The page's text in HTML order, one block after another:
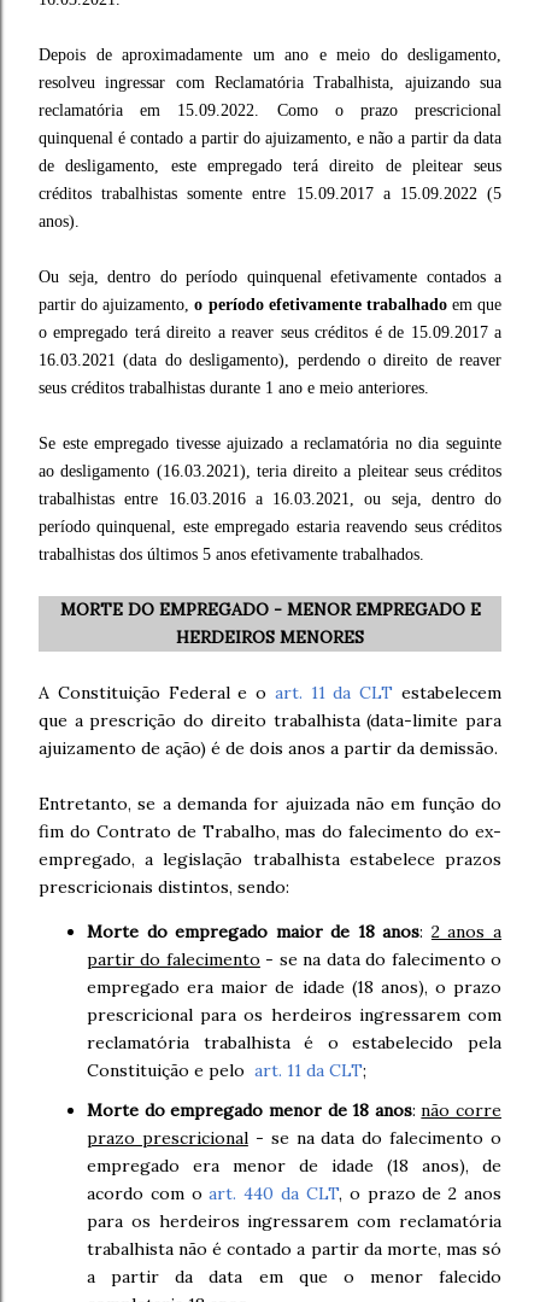
Depois de aproximadamente um ano e meio do desligamento,
resolveu ingressar com Reclamatória Trabalhista, ajuizando sua
reclamatória em 15.09.2022. Como o prazo prescricional
quinquenal é contado a partir do ajuizamento, e não a partir da data
de desligamento, este empregado terá direito de pleitear seus
créditos trabalhistas somente entre 15.09.2017 a 15.09.2022 (5
anos).
Ou seja, dentro do período quinquenal efetivamente contados a
partir do ajuizamento,o período efetivamente trabalhado em que
o empregado terá direito a reaver seus créditos é de 15.09.2017 a
16.03.2021 (data do desligamento), perdendo o direito de reaver
seus créditos trabalhistas durante 1 ano e meio anteriores.
Se este empregado tivesse ajuizado a reclamatória no dia seguinte
ao desligamento (16.03.2021), teria direito a pleitear seus créditos
trabalhistas entre 16.03.2016 a 16.03.2021, ou seja, dentro do
período quinquenal, este empregado estaria reavendo seus créditos
trabalhistas dos últimos 5 anos efetivamente trabalhados.
MORTE DO EMPREGADO - MENOR EMPREGADO E
HERDEIROS MENORES
A Constituição Federal e o art. 11 da CLT estabelecem
que a prescrição do direito trabalhista (data-limite para
ajuizamento de ação) é de dois anos a partir da demissão.
Entretanto, se a demanda for ajuizada não em função do
fim do Contrato de Trabalho, mas do falecimento do ex-
empregado, a legislação trabalhista estabelece prazos
prescricionais distintos, sendo:
Morte do empregado maior de 18 anos: 2 anos a
partir do falecimento - se na data do falecimento o
empregado era maior de idade (18 anos), o prazo
prescricional para os herdeiros ingressarem com
reclamatória trabalhista é o estabelecido pela
Constituição e pelo art. 11 da CLT;
Morte do empregado menor de 18 anos:não corre
prazo prescricional- se na data do falecimento o
empregado era menor de idade (18 anos), de
acordo com oart. 440 da CLT, o prazo de 2 anos
para os herdeiros ingressarem com reclamatória
trabalhista não é contado a partir da morte, mas só
a partir da data em que o menor falecido